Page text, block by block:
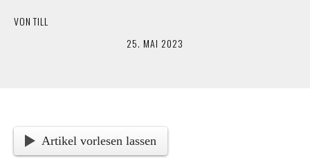
VON TILL
25. MAI 2023
Artikel vorlesen lassen